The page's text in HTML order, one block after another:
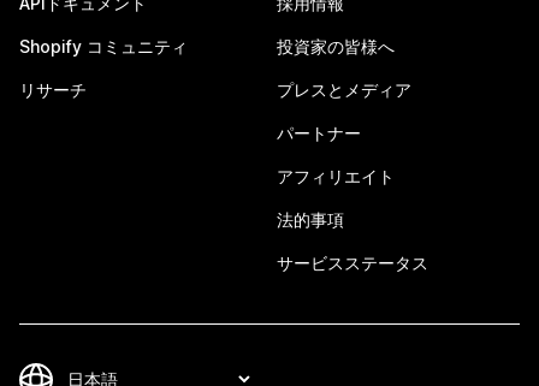
Shopify コミュニティ
リサーチ
投資家の皆様へ
プレスとメディア
パートナー
アフィリエイト
法的事項
サービスステータス